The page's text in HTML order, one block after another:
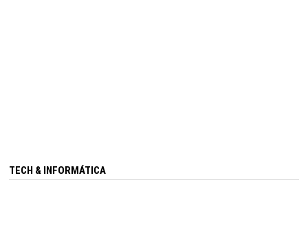
TECH & INFORMÁTICA